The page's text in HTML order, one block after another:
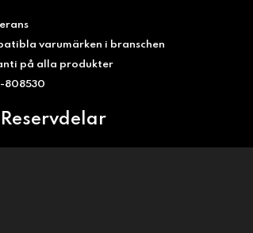
varumärken i branschen
på alla produkter
808530
Reservdelar